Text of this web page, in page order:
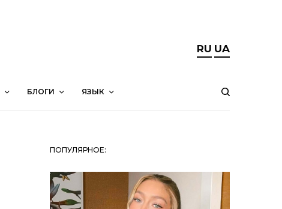
RU UA
БЛОГИ ЯЗЫК
ПОПУЛЯРНОЕ: